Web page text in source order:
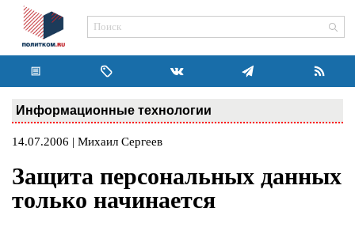
Информационные технологии
14.07.2006 | Михаил Сергеев
Защита персональных данных
только начинается